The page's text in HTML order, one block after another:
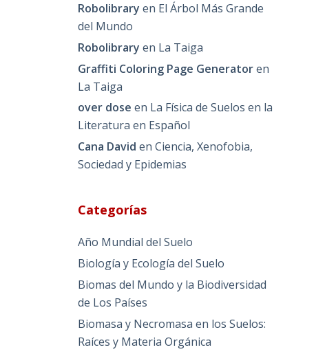
Robolibrary en El Árbol Más Grande
del Mundo
Robolibrary en La Taiga
Graffiti Coloring Page Generatoren
La Taiga
over dose en La Física de Suelos en la
Literatura en Español
Cana David enCiencia, Xenofobia,
Sociedad y Epidemias
Categorías
Año Mundial del Suelo
Biología y Ecología del Suelo
Biomas del Mundo y la Biodiversidad
de Los Países
Biomasa y Necromasa en los Suelos:
Raíces y Materia Orgánica